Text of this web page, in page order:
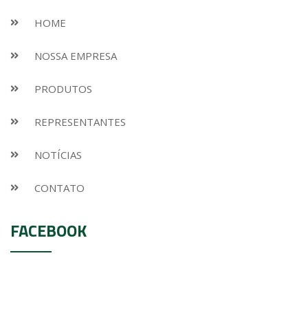
HOME
NOSSA EMPRESA
PRODUTOS
REPRESENTANTES
NOTÍCIAS
CONTATO
FACEBOOK